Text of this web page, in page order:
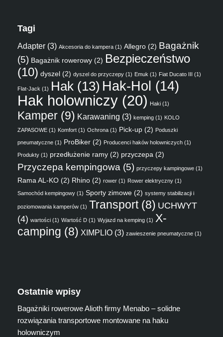
Tagi
Adapter (3) Akcesoria do kampera (1) Allegro (2) Bagażnik
(5) Bagażnik rowerowy (2) Bezpieczeństwo
(10) dyszel (2) dyszel do przyczepy (1) Emuk (1) Fiat Ducato III (1)
Flat-Jack (1) Hak (13) Hak-Hol (14)
Hak holowniczy (20) Haki (1)
Kamper (9) Karawaning (3) kemping (1) KOLO
ZAPASOWE (1) Komfort (1) Ochrona (1) Pick-up (2) Poduszki
pneumatyczne (1) ProBiker (2) Producenci haków holowniczych (1)
Produkty (1) przedłużenie ramy (2) przyczepa (2)
Przyczepa kempingowa (5) przyczepy kampingowe (1)
Rama AL-KO (2) Rhino (2) rower (1) Rower elektryczny (1)
Samochód kempingowy (1) Sporty zimowe (2) systemy stabilizacji i
poziomowania kamperów (1) Transport(8) UCHWYT
(4) wartości (1) Wartość D (1) Wyjazd na kemping (1) X-
camping (8) XIMPLIO (3) zawieszenie pneumatyczne (1)
Ostatnie wpisy
Bagażniki rowerowe Alioth firmy Menabo – solidne
rozwiązania transportowe montowane na haku
holowniczym